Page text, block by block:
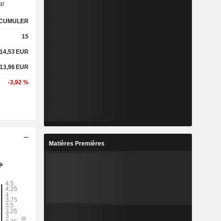
8,85 %
15
14,53 EUR
13,96 EUR
-3,92 %
Matières Premières